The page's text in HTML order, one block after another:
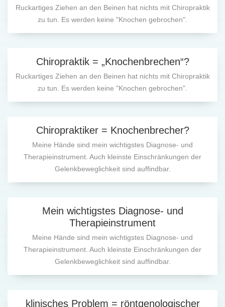
Ruckartiges Ziehen an den Beinen hat nichts mit Chiropraktik
zu tun. Es werden keine "Knochen gebrochen".
Chiropraktik = „Knochenbrechen“?
Ruckartiges Ziehen an den Beinen hat nichts mit Chiropraktik
zu tun. Es werden keine "Knochen gebrochen".
Chiropraktiker = Knochenbrecher?
Meine Hände sind mein wichtigstes Diagnose- und
Therapieinstrument. Auch kleinste Einschränkungen der
Gelenkbeweglichkeit sind auffindbar.
Mein wichtigstes Diagnose- und
Therapieinstrument
Meine Hände sind mein wichtigstes Diagnose- und
Therapieinstrument. Auch kleinste Einschränkungen der
Gelenkbeweglichkeit sind auffindbar.
klinisches Problem = röntgenologischer